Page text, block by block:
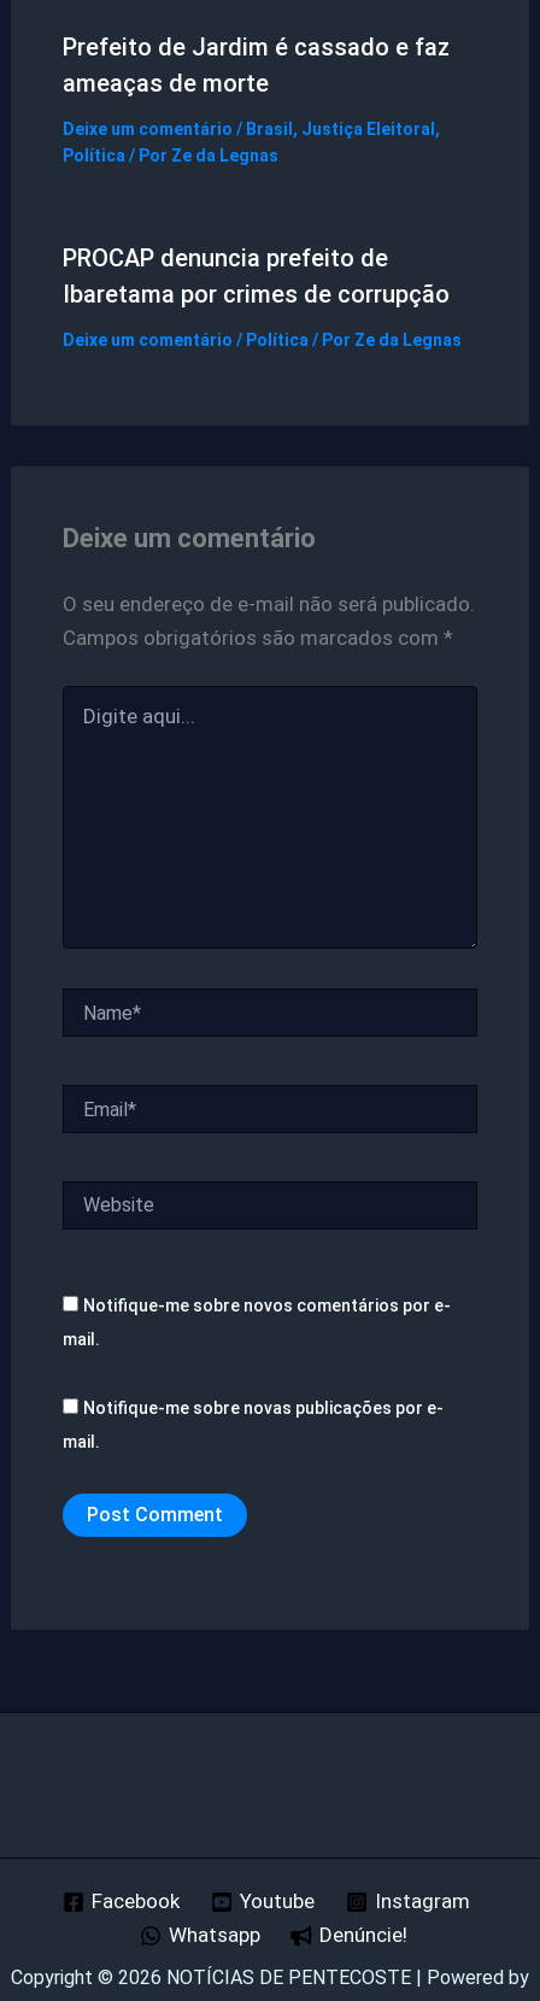
Prefeito de Jardim é cassado e faz
ameaças de morte
Deixe um comentário / Brasil , Justiça Eleitoral ,
Política/ Por Ze da Legnas
PROCAP denuncia prefeito de
Ibaretama por crimes de corrupção
Deixe um comentário / Política/ Por Ze da Legnas
Deixe um comentário
O seu endereço de e-mail não será publicado.
Campos obrigatórios são marcados com *
aqui...
Notifique-me sobre novos comentários por e-
mail.
Notifique-me sobre novas publicações por e-
mail.
Facebook Youtube
Instagram
Whatsapp
Denúncie!
Copyright © 2026 NOTÍCIAS DE PENTECOSTE | Powered by